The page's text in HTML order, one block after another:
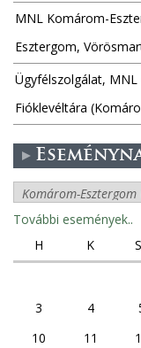
MNL Komárom-
Esztergom,
Ügyfélszolgálat, MNL
Fióklevéltára
További események..
H
K
3
4
10
11